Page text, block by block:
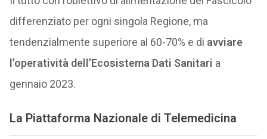
differenziato per ogni singola Regione, ma
tendenzialmente superiore al 60-70% e di avviare
l’operatività dell’Ecosistema Dati Sanitari a
gennaio 2023.
La Piattaforma Nazionale di Telemedicina